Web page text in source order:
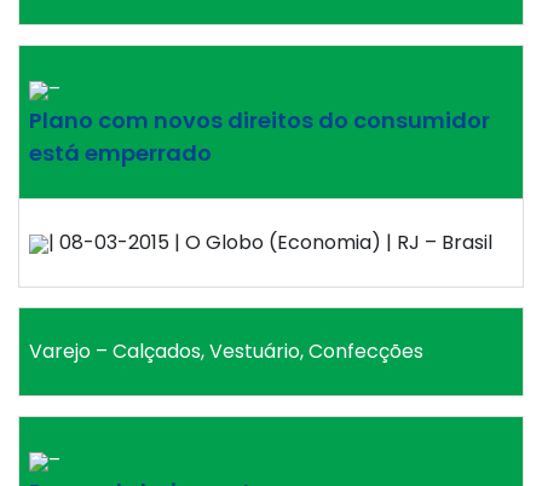
–
Plano com novos direitos do consumidor
está emperrado
| 08-03-2015 | O Globo (Economia) | RJ – Brasil
Varejo – Calçados, Vestuário, Confecções
–